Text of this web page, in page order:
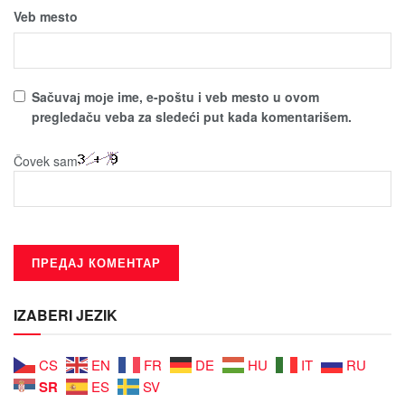
Veb mesto
Sačuvaј moјe ime, e-poštu i veb mesto u ovom
pregledaču veba za sledeći put kada komentarišem.
Čovek sam
IZABERI JEZIK
CS EN FR DE HU IT RU
SR ES SV